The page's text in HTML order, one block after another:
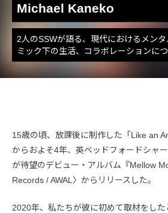
Michael Kaneko
2人のSSWが語る、現代におけるメン
ミック下の生活、コラボレーションに
15歳の頃、放課後に制作した「Like an
からおよそ4年、英ベッドフォードシャ
が待望のデビュー・アルバム『Mellow
Records / AWAL〉からリリースした。
2020年、私たちが彼に初めて取材をし